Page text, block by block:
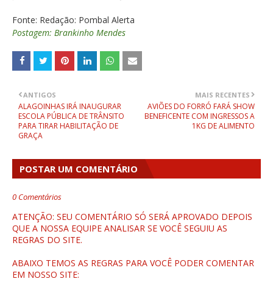
Fonte: Redação: Pombal Alerta
Postagem: Brankinho Mendes
MAIS RECENTES
AVIÕES DO FORRÓ FARÁ SHOW
BENEFICENTE COM INGRESSOS A
1KG DE ALIMENTO
ANTIGOS
ALAGOINHAS IRÁ INAUGURAR
ESCOLA PÚBLICA DE TRÂNSITO
PARA TIRAR HABILITAÇÃO DE
GRAÇA
POSTAR UM COMENTÁRIO
0 Comentários
ATENÇÃO: SEU COMENTÁRIO SÓ SERÁ APROVADO DEPOIS
QUE A NOSSA EQUIPE ANALISAR SE VOCÊ SEGUIU AS
REGRAS DO SITE.
ABAIXO TEMOS AS REGRAS PARA VOCÊ PODER COMENTAR
EM NOSSO SITE: